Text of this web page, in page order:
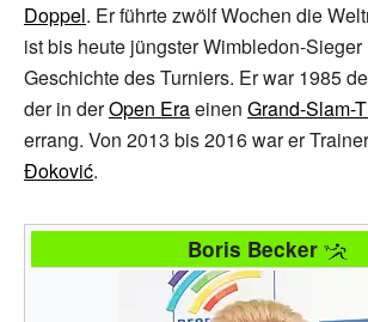
Doppel. Er führte zwölf Wochen die
ist bis heute jüngster Wimbledon-Sieger
Geschichte des Turniers. Er war 1985
der in derOpen Eraeinen Grand-Slam-
errang. Von 2013 bis 2016 war er
Đoković.
Boris Becker